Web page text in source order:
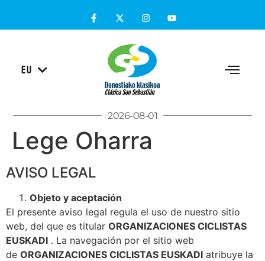
EU
EN
2026-08-01
Lege Oharra
AVISO LEGAL
Objeto y aceptación
El presente aviso legal regula el uso de nuestro sitio
web, del que es titular ORGANIZACIONES CICLISTAS
EUSKADI . La navegación por el sitio web
de ORGANIZACIONES CICLISTAS EUSKADI atribuye la